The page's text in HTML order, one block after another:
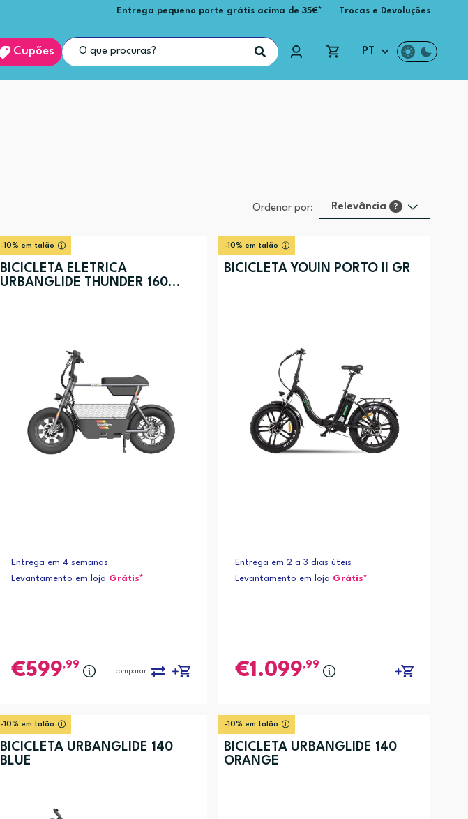
Entrega pequeno porte grátis acima de 35€* Trocas e Devoluções
Cupões PT
Ordenar por: Relevância ?
-10% em talão
BICICLETA ELÉTRICA
URBANGLIDE THUNDER 160
Entrega em 4 semanas
Levantamento em loja Grátis*
599,99
comparar
-10% em talão
BICICLETA YOUIN PORTO II GR
Entrega em 2 a 3 dias úteis
Levantamento em loja Grátis*
1.099,99
-10% em talão
BICICLETA URBANGLIDE 140
BLUE
-10% em talão
BICICLETA URBANGLIDE 140
ORANGE